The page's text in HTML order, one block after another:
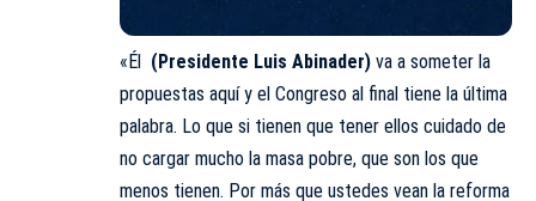
«Él (Presidente Luis Abinader) va a someter la
propuestas aquí y el Congreso al final tiene la última
palabra. Lo que si tienen que tener ellos cuidado de
no cargar mucho la masa pobre, que son los que
menos tienen. Por más que ustedes vean la reforma